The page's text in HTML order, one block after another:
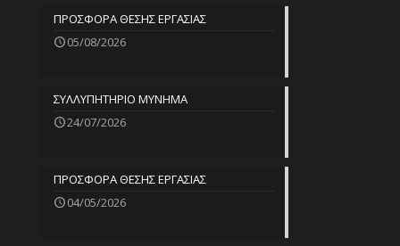
ΠΡΟΣΦΟΡΑ ΘΕΣΗΣ ΕΡΓΑΣΙΑΣ
05/08/2026
ΣΥΛΛΥΠΗΤΗΡΙΟ ΜΥΝΗΜΑ
24/07/2026
ΠΡΟΣΦΟΡΑ ΘΕΣΗΣ ΕΡΓΑΣΙΑΣ
04/05/2026